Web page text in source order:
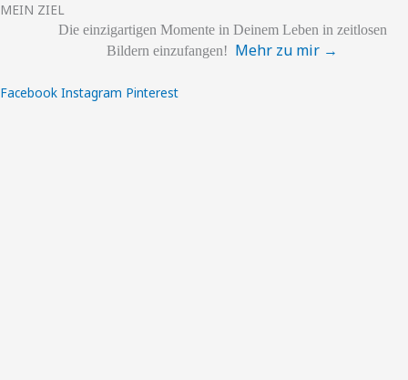
MEIN ZIEL
Die einzigartigen Momente in Deinem Leben in zeitlosen
Bildern einzufangen! Mehr zu mir →
Facebook Instagram Pinterest